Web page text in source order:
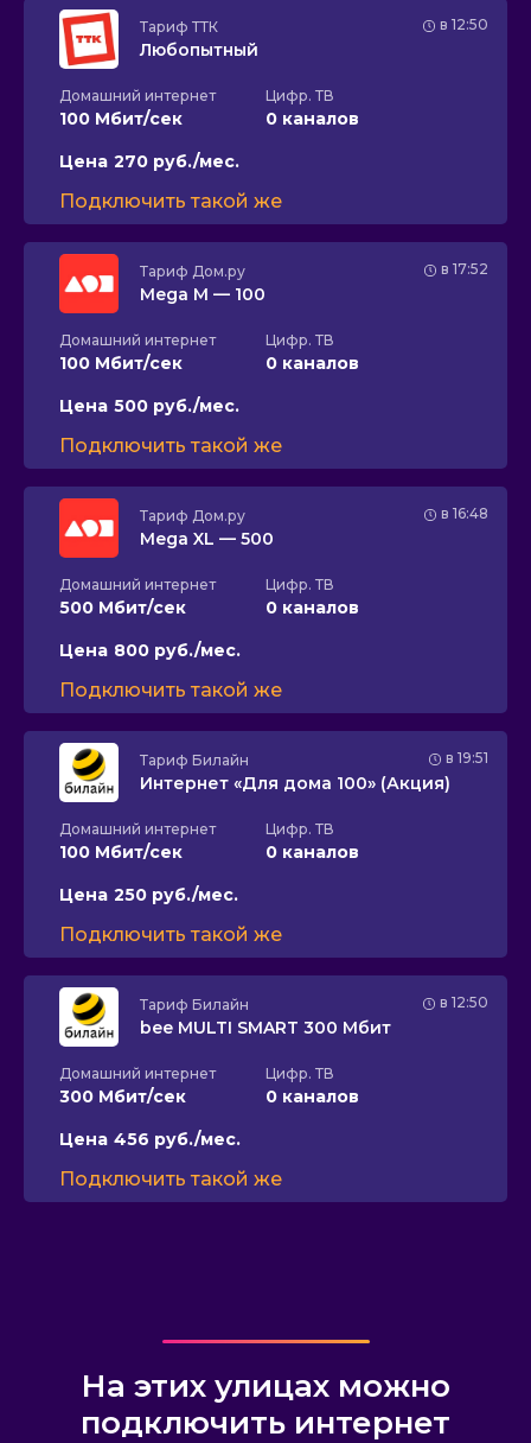
в 12:50
Тариф ТТК
Любопытный
Домашний интернет
100 Мбит/сек
Цифр. ТВ
0 каналов
Цена 270 руб./мес.
Подключить такой же
в 17:52
Тариф Дом.ру
Mega M — 100
Домашний интернет
100 Мбит/сек
Цифр. ТВ
0 каналов
Цена 500 руб./мес.
Подключить такой же
в 16:48
Тариф Дом.ру
Mega XL — 500
Домашний интернет
500 Мбит/сек
Цифр. ТВ
0 каналов
Цена 800 руб./мес.
Подключить такой же
в 19:51
Тариф Билайн
Интернет «Для дома 100» (Акция)
Домашний интернет
100 Мбит/сек
Цифр. ТВ
0 каналов
Цена 250 руб./мес.
Подключить такой же
в 12:50
Тариф Билайн
bee MULTI SMART 300 Мбит
Домашний интернет
300 Мбит/сек
Цифр. ТВ
0 каналов
Цена 456 руб./мес.
Подключить такой же
На этих улицах можно
подключить интернет